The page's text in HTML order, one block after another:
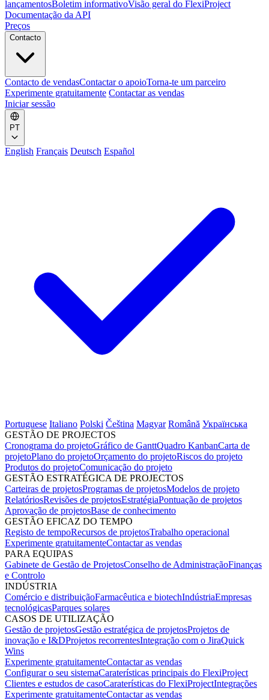
lançamentosBoletim informativoVisão geral do FlexiProject
Documentação da API
Preços
Contacto
Contacto de vendasContactar o apoioTorna-te um parceiro
Experimente gratuitamente Contactar as vendas
Iniciar sessão
PT
English Français Deutsch Español
Portuguese Italiano Polski Čeština Magyar Română Українська
GESTÃO DE PROJECTOS
Cronograma do projetoGráfico de GanttQuadro KanbanCarta de
projetoPlano do projetoOrçamento do projetoRiscos do projeto
Produtos do projetoComunicação do projeto
GESTÃO ESTRATÉGICA DE PROJECTOS
Carteiras de projetosProgramas de projetosModelos de projeto
RelatóriosRevisões de projetosEstratégiaPontuação de projetos
Aprovação de projetosBase de conhecimento
GESTÃO EFICAZ DO TEMPO
Registo de tempoRecursos de projetosTrabalho operacional
Experimente gratuitamenteContactar as vendas
PARA EQUIPAS
Gabinete de Gestão de ProjetosConselho de AdministraçãoFinanças
e Controlo
INDÚSTRIA
Comércio e distribuiçãoFarmacêutica e biotechIndústriaEmpresas
tecnológicasParques solares
CASOS DE UTILIZAÇÃO
Gestão de projetosGestão estratégica de projetosProjetos de
inovação e I&DProjetos recorrentesIntegração com o JiraQuick
Wins
Experimente gratuitamenteContactar as vendas
Configurar o seu sistemaCaraterísticas principais do FlexiProject
Clientes e estudos de casoCaraterísticas do FlexiProjectIntegrações
Experimente gratuitamenteContactar as vendas